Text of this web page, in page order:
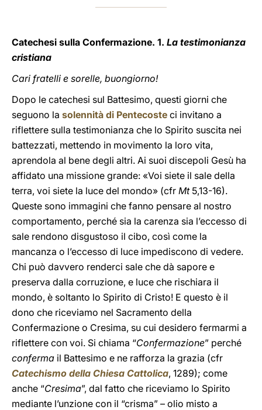
Catechesi sulla Confermazione. 1. La testimonianza
cristiana
Cari fratelli e sorelle, buongiorno!
Dopo le catechesi sul Battesimo, questi giorni che
seguono la solennità di Pentecoste ci invitano a
riflettere sulla testimonianza che lo Spirito suscita nei
battezzati, mettendo in movimento la loro vita,
aprendola al bene degli altri. Ai suoi discepoli Gesù ha
affidato una missione grande: «Voi siete il sale della
terra, voi siete la luce del mondo» (cfr Mt5,13-16).
Queste sono immagini che fanno pensare al nostro
comportamento, perché sia la carenza sia l’eccesso di
sale rendono disgustoso il cibo, così come la
mancanza o l’eccesso di luce impediscono di vedere.
Chi può davvero renderci sale che dà sapore e
preserva dalla corruzione, e luce che rischiara il
mondo, è soltanto lo Spirito di Cristo! E questo è il
dono che riceviamo nel Sacramento della
Confermazione o Cresima, su cui desidero fermarmi a
riflettere con voi. Si chiama “Confermazione” perché
conferma il Battesimo e ne rafforza la grazia (cfr
Catechismo della Chiesa Cattolica, 1289); come
anche “Cresima”, dal fatto che riceviamo lo Spirito
mediante l’unzione con il “crisma” – olio misto a